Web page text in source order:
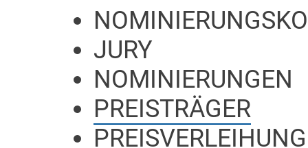
JURY
NOMINIERUNGEN
PREISTRÄGER
PREISVERLEIHUNG